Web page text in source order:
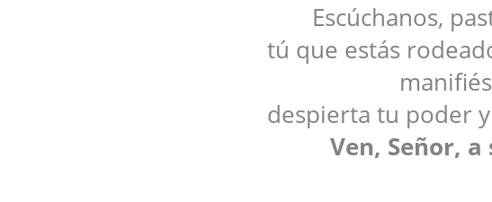
Escúchanos,
tú que estás
despierta tu poder
Ven, Señor,